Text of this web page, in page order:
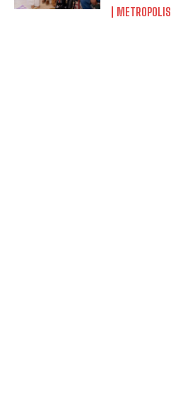
METROPOLIS